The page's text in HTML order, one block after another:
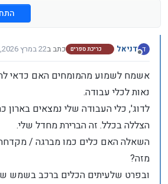
ד
מנותק
דניאל כריכת ספרים כתב ב22 במרץ 2026, 12:51
נערך לאחרונה על ידי
אשמח לשמוע מהמומחים האם כדאי
נאות לכלי עבודה.
לדוג', כלי העבודה שלי נמצאים
הצללה בכלל. זה הברירת מחדל שלי.
השאלה האם כלים כמו מברגה / מקדחה
מזה?
ובפרט שלעיתים הכלים ברכב בשמש